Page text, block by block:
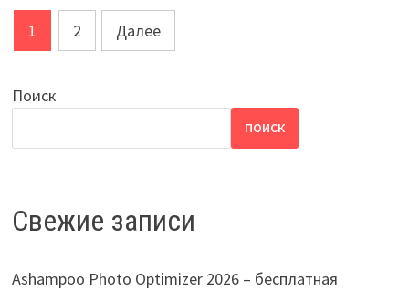
Пагинация
записей
1 2 Далее
Поиск
ПОИСК
Свежие записи
Ashampoo Photo Optimizer 2026 – бесплатная